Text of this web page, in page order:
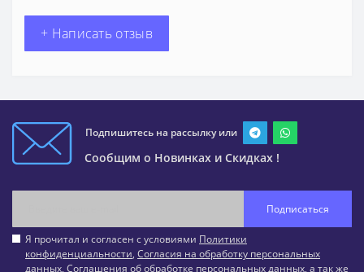
+ Написать отзыв
Подпишитесь на рассылку или
Сообщим о Новинках и Скидках !
Подписаться
Я прочитал и согласен с условиями Политики
конфиденциальности, Согласия на обработку персональных
данных, Соглашения об обработке персональных данных, а так же